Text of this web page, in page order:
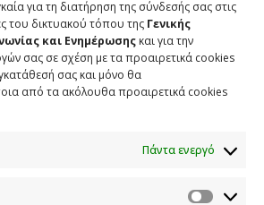
για τη διατήρηση της σύνδεσής σας στις
του δικτυακού τόπου της Γενικής
και Ενημέρωσης και για την
σας σε σχέση με τα προαιρετικά cookies
σας και μόνο θα
από τα ακόλουθα προαιρετικά cookies
Πάντα ενεργό